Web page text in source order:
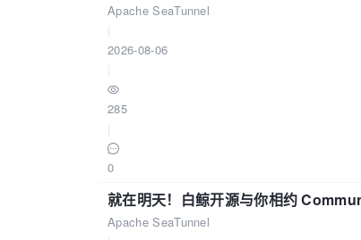
Apache SeaTunnel
2026-08-06
285
0
就在明天！白鲸开源与你相约
Apache SeaTunnel